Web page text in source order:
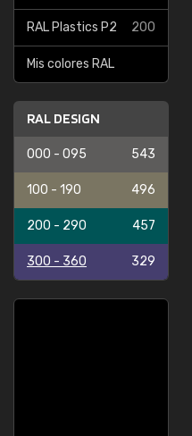
RAL Plastics P2 200
Mis colores RAL
RAL DESIGN
000 - 095 543
100 - 190 496
200 - 290 457
300 - 360 329